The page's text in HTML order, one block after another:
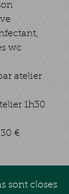
wc
atelier
1h30
€
sont closes